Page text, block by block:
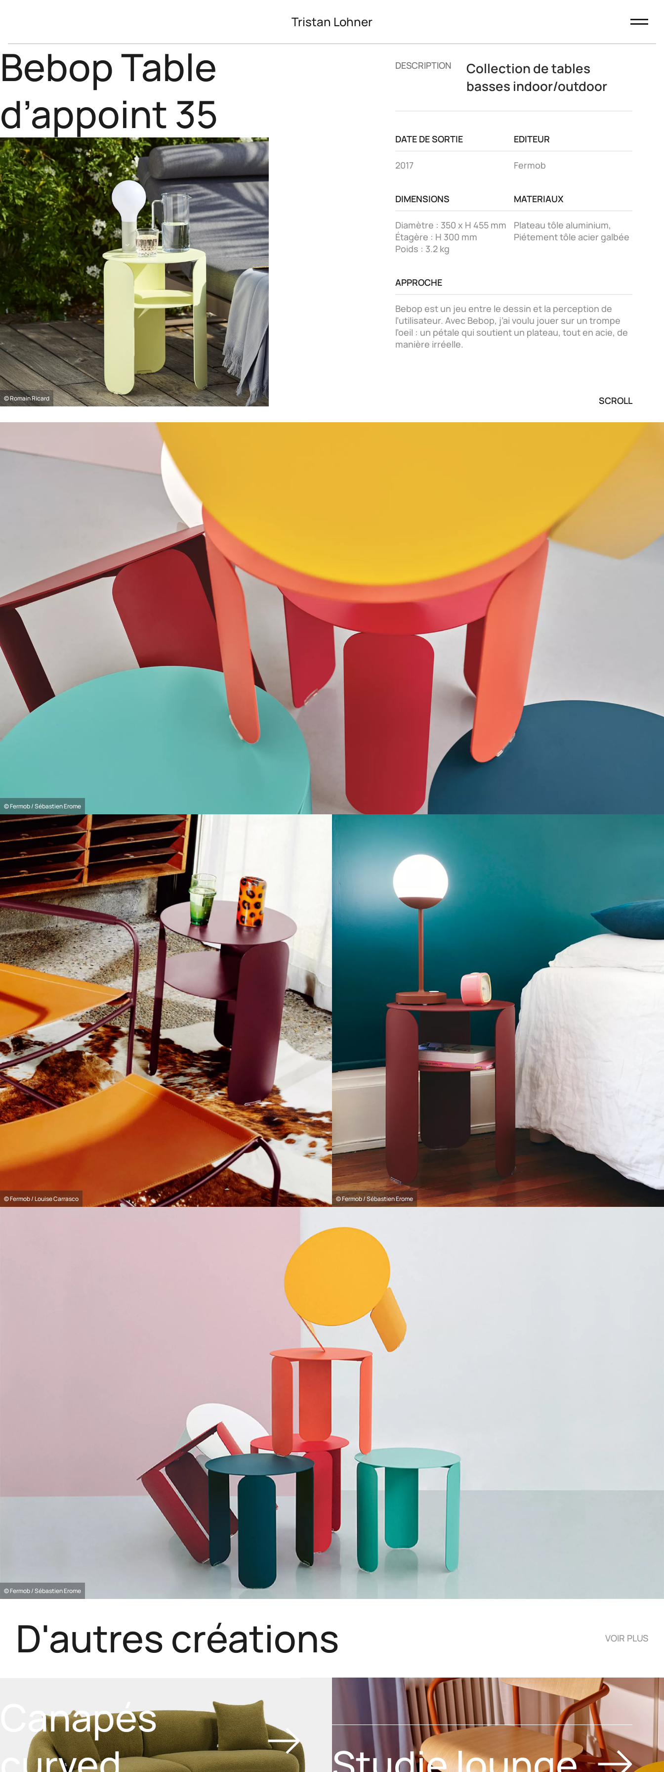
Tristan Lohner
Bebop Table
d’appoint 35
© Romain Ricard
DESCRIPTION
Collection de tables
basses indoor/outdoor
DATE DE SORTIE
2017
EDITEUR
Fermob
DIMENSIONS
Diamètre : 350 x H 455 mm
Étagère : H 300 mm
Poids : 3.2 kg
MATERIAUX
Plateau tôle aluminium,
Piétement tôle acier galbée
APPROCHE
Bebop est un jeu entre le dessin et la perception de
l’utilisateur. Avec Bebop, j’ai voulu jouer sur un trompe
l’oeil : un pétale qui soutient un plateau, tout en acie, de
manière irréelle.
SCROLL
© Fermob / Sébastien Erome
© Fermob / Louise Carrasco © Fermob / Sébastien Erome
© Fermob / Sébastien Erome
D'autres créations VOIR PLUS
Canapés